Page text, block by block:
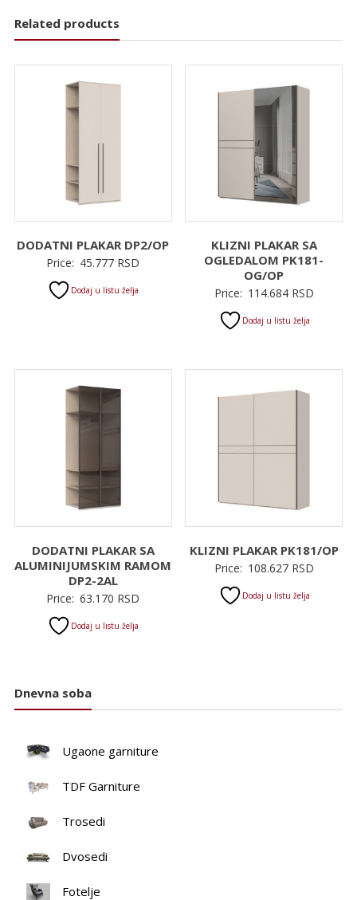
Related products
DODATNI PLAKAR DP2/OP
Price: 45.777 RSD
Dodaj u listu želja
KLIZNI PLAKAR SA
OGLEDALOM PK181-
OG/OP
Price: 114.684 RSD
Dodaj u listu želja
DODATNI PLAKAR SA
ALUMINIJUMSKIM RAMOM
DP2-2AL
Price: 63.170 RSD
Dodaj u listu želja
KLIZNI PLAKAR PK181/OP
Price: 108.627 RSD
Dodaj u listu želja
Dnevna soba
Ugaone garniture
TDF Garniture
Trosedi
Dvosedi
Fotelje